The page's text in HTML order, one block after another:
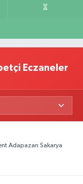
Eczaneler
Adapazarı Sakarya